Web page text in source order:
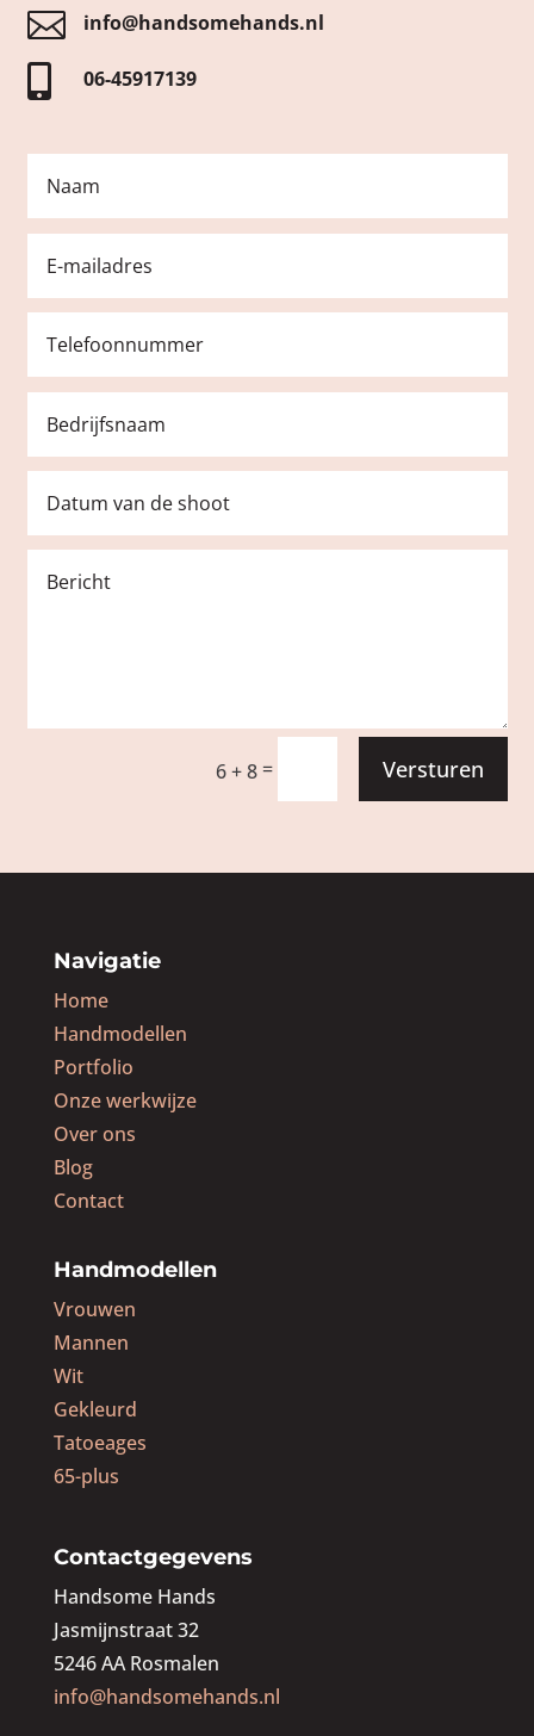
 info@handsomehands.nl
 06-45917139
6 + 8= Versturen
Navigatie
Home
Handmodellen
Portfolio
Onze werkwijze
Over ons
Blog
Contact
Handmodellen
Vrouwen
Mannen
Wit
Gekleurd
Tatoeages
65-plus
Contactgegevens
Handsome Hands
Jasmijnstraat 32
5246 AA Rosmalen
info@handsomehands.nl